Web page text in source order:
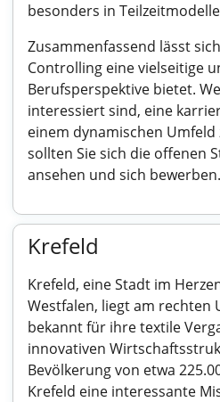
besonders in
Zusammenfassend lässt
Controlling eine vielseitige
Berufsperspektive bietet.
interessiert sind, eine
einem dynamischen
sollten Sie sich die offenen
ansehen und sich bewerben.
Krefeld
Krefeld, eine Stadt im
Westfalen, liegt am rechten
bekannt für ihre textile
innovativen
Bevölkerung von etwa
Krefeld eine interessante